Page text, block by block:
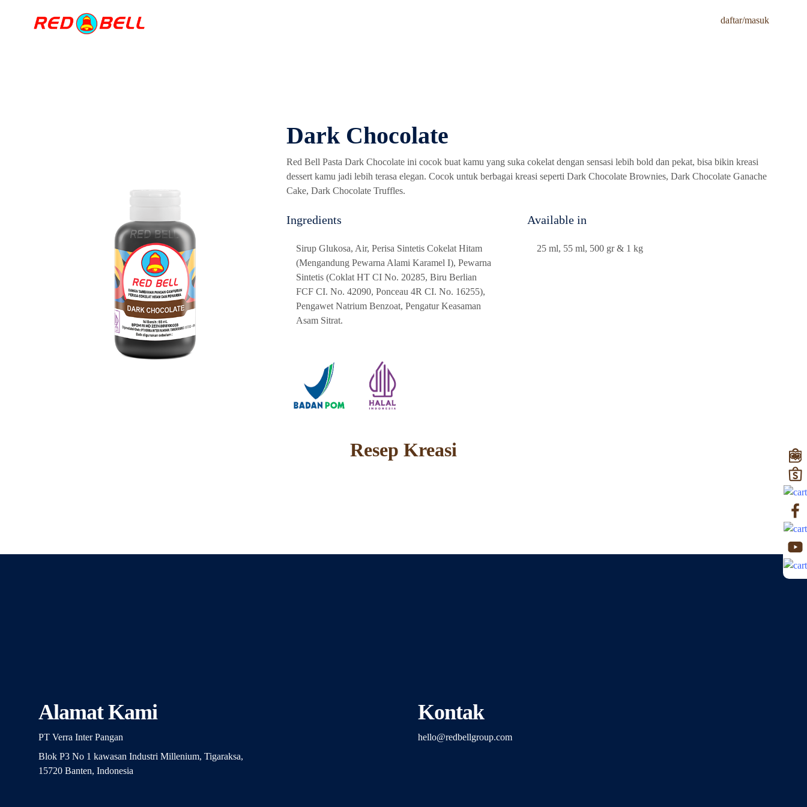
daftar/masuk
Dark Chocolate
Red Bell Pasta Dark Chocolate ini cocok buat kamu yang suka cokelat dengan sensasi lebih bold dan pekat, bisa bikin kreasi
dessert kamu jadi lebih terasa elegan. Cocok untuk berbagai kreasi seperti Dark Chocolate Brownies, Dark Chocolate Ganache
Cake, Dark Chocolate Truffles.
Ingredients
Sirup Glukosa, Air, Perisa Sintetis Cokelat Hitam
(Mengandung Pewarna Alami Karamel I), Pewarna
Sintetis (Coklat HT CI No. 20285, Biru Berlian
FCF CI. No. 42090, Ponceau 4R CI. No. 16255),
Pengawet Natrium Benzoat, Pengatur Keasaman
Asam Sitrat.
Available in
25 ml, 55 ml, 500 gr & 1 kg
Resep Kreasi
Alamat Kami
PT Verra Inter Pangan
Blok P3 No 1 kawasan Industri Millenium, Tigaraksa,
15720 Banten, Indonesia
Kontak
hello@redbellgroup.com